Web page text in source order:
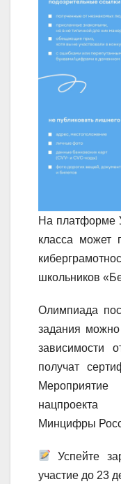
На платформе
класса может
школьников
Олимпиада
задания
зависимости
получат
нацпроекта
Минцифры
Успейте
участие до 23